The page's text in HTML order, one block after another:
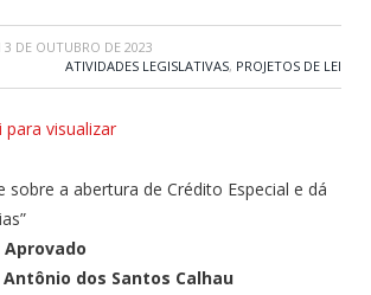
3 DE OUTUBRO DE 2023
ATIVIDADES LEGISLATIVAS, PROJETOS DE LEI
para visualizar
sobre a abertura de Crédito Especial e dá
dos Santos Calhau